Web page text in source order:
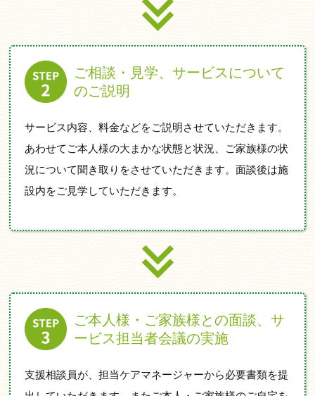
ご相談・見学、サービスについて
のご説明
サービス内容、料金などをご説明させていただきます。
あわせてご本人様の大まかな状態と状況、ご家族様の状
況について聞き取りをさせていただきます。面談後は施
設内をご見学していただきます。
ご本人様・ご家族様との面談、サ
ービス担当者会議の実施
支援相談員が、担当ケアマネージャーから必要書類を提